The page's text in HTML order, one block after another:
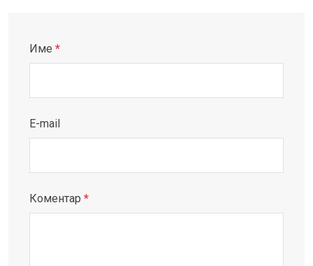
Име *
E-mail
Коментар *